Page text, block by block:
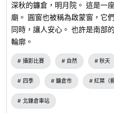
深秋的鐮倉，明月院。 這是一
廟。 圓窗也被稱為啟蒙窗，它
同時，讓人安心。 也許是南部
輪廓。
攝影比賽 自然 秋天
四季 鐮倉市 紅葉（
北鎌倉車站